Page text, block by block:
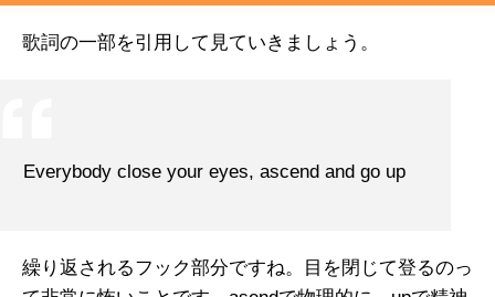
歌詞の一部を引用して見ていきましょう。
Everybody close your eyes, ascend and go up
繰り返されるフック部分ですね。目を閉じて登るのっ